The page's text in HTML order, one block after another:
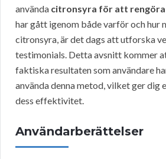
använda citronsyra för att rengöra
har gått igenom både varför och hur
citronsyra, är det dags att utforska
testimonials. Detta avsnitt kommer
faktiska resultaten som användare
använda denna metod, vilket ger dig
dess effektivitet.
Användarberättelser